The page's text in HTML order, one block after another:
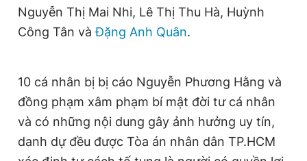
Nguyễn Thị Mai Nhi, Lê Thị Thu Hà, Huỳnh
Công Tân vàĐặng Anh Quân.
10 cá nhân bị bị cáo Nguyễn Phương Hằng và
đồng phạm xâm phạm bí mật đời tư cá nhân
và có những nội dung gây ảnh hưởng uy tín,
danh dự đều được Tòa án nhân dân TP.HCM